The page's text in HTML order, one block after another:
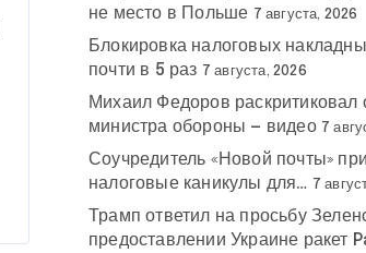
не место в Польше 7 августа, 2026
Блокировка налоговых
почти в 5 раз 7 августа, 2026
Михаил Федоров раскритиковал
министра обороны — видео 7
Соучредитель «Новой почты»
налоговые каникулы для… 7
Трамп ответил на просьбу
предоставлении Украине